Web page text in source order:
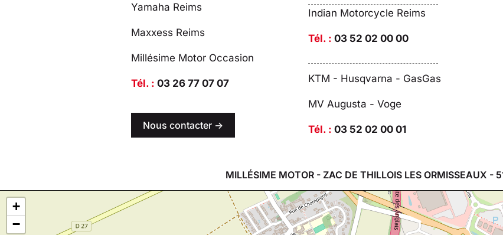
Yamaha Reims
Maxxess Reims
Millésime Motor Occasion
Tél. : 03 26 77 07 07
Nous contacter ->
Indian Motorcycle Reims
Tél. : 03 52 02 00 00
KTM - Husqvarna - GasGas
MV Augusta - Voge
Tél. : 03 52 02 00 01
MILLÉSIME MOTOR - ZAC DE THILLOIS LES ORMISSEAUX -
+
−